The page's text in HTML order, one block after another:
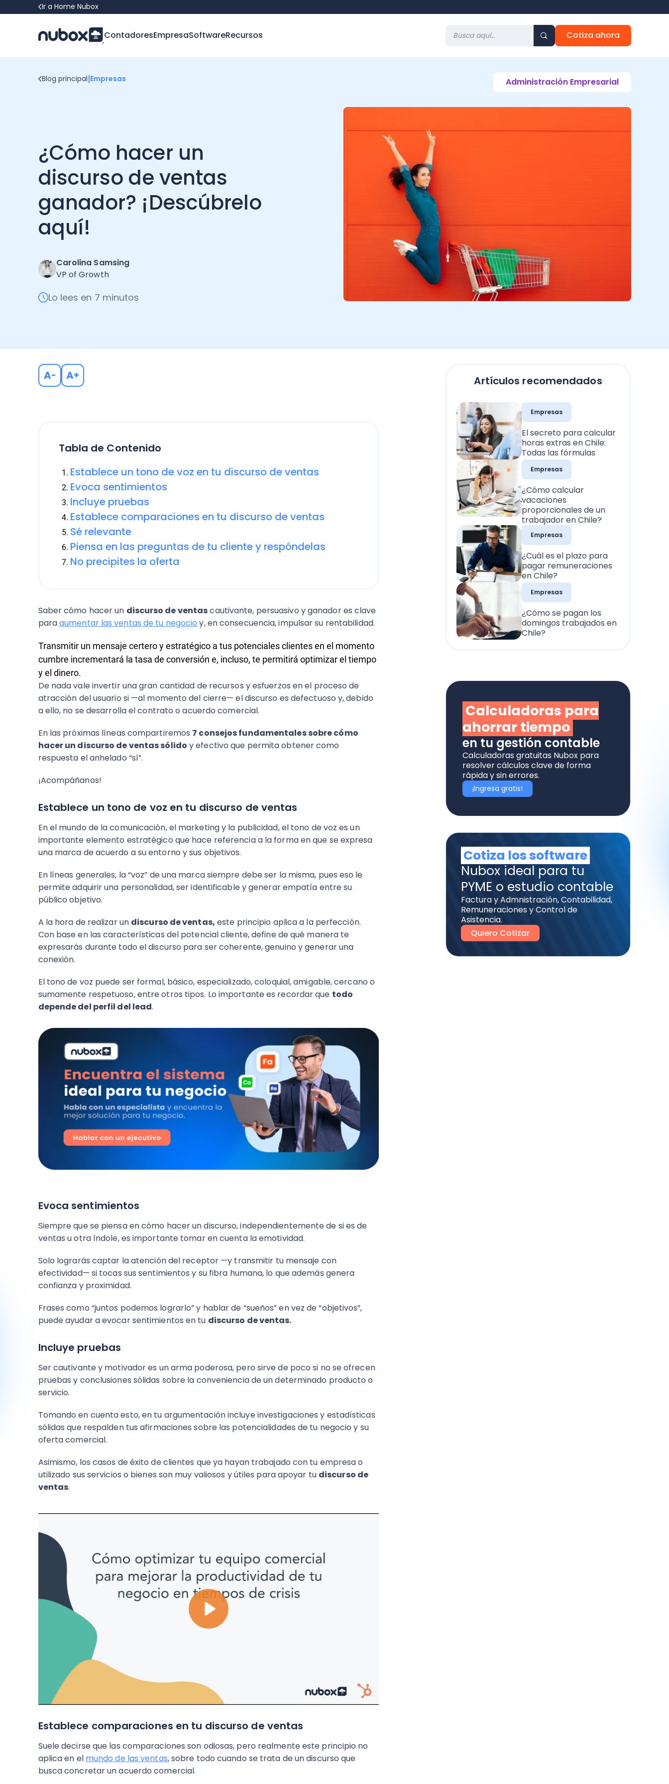
Ir a Home Nubox
ContadoresEmpresaSoftwareRecursos Cotiza ahora
Blog principal|Empresas
¿Cómo hacer un
discurso de ventas
ganador? ¡Descúbrelo
aquí!
Carolina Samsing
VP of Growth
Lo lees en 7 minutos
Administración Empresarial
A- A+
Tabla de Contenido
Establece un tono de voz en tu discurso de ventas
Evoca sentimientos
Incluye pruebas
Establece comparaciones en tu discurso de ventas
Sé relevante
Piensa en las preguntas de tu cliente y respóndelas
No precipites la oferta
Saber cómo hacer un discurso de ventascautivante, persuasivo y ganador es clave
paraaumentar las ventas de tu negocio y, en consecuencia, impulsar su rentabilidad.
Transmitir un mensaje certero y estratégico a tus potenciales clientes en el momento
cumbre incrementará la tasa de conversión e, incluso, te permitirá optimizar el tiempo
y el dinero.
De nada vale invertir una gran cantidad de recursos y esfuerzos en el proceso de
atracción del usuario si —al momento del cierre— el discurso es defectuoso y, debido
a ello, no se desarrolla el contrato o acuerdo comercial.
En las próximas líneas compartiremos 7 consejos fundamentales sobre cómo
hacer un discurso de ventas sólido y efectivo que permita obtener como
respuesta el anhelado “sí”.
¡Acompáñanos!
Establece un tono de voz en tu discurso de ventas
En el mundo de la comunicación, el marketing y la publicidad, el tono de voz es un
importante elemento estratégico que hace referencia a la forma en que se expresa
una marca de acuerdo a su entorno y sus objetivos.
En líneas generales, la “voz” de una marca siempre debe ser la misma, pues eso le
permite adquirir una personalidad, ser identificable y generar empatía entre su
público objetivo.
A la hora de realizar un discurso de ventas, este principio aplica a la perfección.
Con base en las características del potencial cliente, define de qué manera te
expresarás durante todo el discurso para ser coherente, genuino y generar una
conexión.
El tono de voz puede ser formal, básico, especializado, coloquial, amigable, cercano o
sumamente respetuoso, entre otros tipos. Lo importante es recordar que todo
depende del perfil del lead.
Evoca sentimientos
Siempre que se piensa en cómo hacer un discurso, independientemente de si es de
ventas u otra índole, es importante tomar en cuenta la emotividad.
Solo lograrás captar la atención del receptor —y transmitir tu mensaje con
efectividad— si tocas sus sentimientos y su fibra humana, lo que además genera
confianza y proximidad.
Frases como “juntos podemos lograrlo” y hablar de “sueños” en vez de “objetivos”,
puede ayudar a evocar sentimientos en tu discurso de ventas.
Incluye pruebas
Ser cautivante y motivador es un arma poderosa, pero sirve de poco si no se ofrecen
pruebas y conclusiones sólidas sobre la conveniencia de un determinado producto o
servicio.
Tomando en cuenta esto, en tu argumentación incluye investigaciones y estadísticas
sólidas que respalden tus afirmaciones sobre las potencialidades de tu negocio y su
oferta comercial.
Asimismo, los casos de éxito de clientes que ya hayan trabajado con tu empresa o
utilizado sus servicios o bienes son muy valiosos y útiles para apoyar tu discurso de
ventas.
Establece comparaciones en tu discurso de ventas
Suele decirse que las comparaciones son odiosas, pero realmente este principio no
aplica en el mundo de las ventas, sobre todo cuando se trata de un discurso que
busca concretar un acuerdo comercial.
Artículos recomendados
Empresas
El secreto para calcular
horas extras en Chile:
Todas las fórmulas
Empresas
¿Cómo calcular
vacaciones
proporcionales de un
trabajador en Chile?
Empresas
¿Cuál es el plazo para
pagar remuneraciones
en Chile?
Empresas
¿Cómo se pagan los
domingos trabajados en
Chile?
Calculadoras para
ahorrar tiempo
en tu gestión contable
Calculadoras gratuitas Nubox para
resolver cálculos clave de forma
rápida y sin errores.
¡Ingresa gratis!
Cotiza los software
Nubox ideal para tu
PYME o estudio contable
Factura y Admnistración, Contabilidad,
Remuneraciones y Control de
Asistencia.
Quiero Cotizar